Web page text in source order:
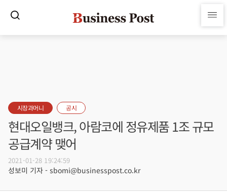
시장과머니 공시
현대오일뱅크, 아람코에 정유제품 1조 규모
공급계약 맺어
2021-01-28 19:24:59
성보미 기자 - sbomi@businesspost.co.kr